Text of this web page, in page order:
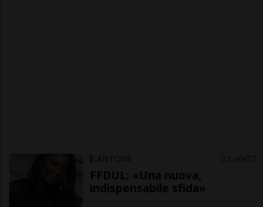
CANTONE 2 ore 7
FFDUL: «Una nuova,
indispensabile sfida»